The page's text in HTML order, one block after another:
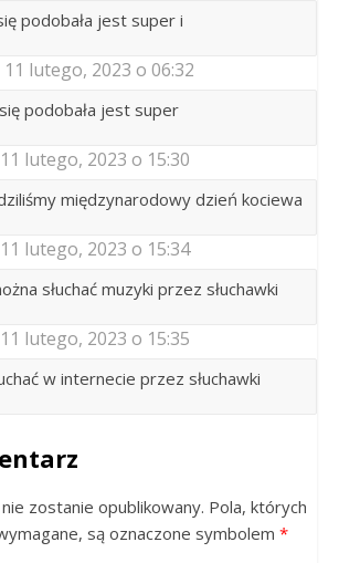
podobała jest super i
11 lutego, 2023 o 06:32
podobała jest super
11 lutego, 2023 o 15:30
międzynarodowy dzień kociewa
11 lutego, 2023 o 15:34
słuchać muzyki przez słuchawki
11 lutego, 2023 o 15:35
w internecie przez słuchawki
zostanie opublikowany. Pola, których
są oznaczone symbolem *